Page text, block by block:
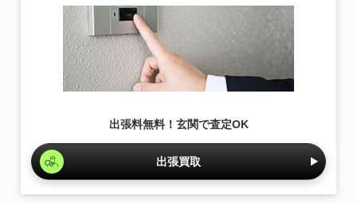
出張料無料！玄関で査定OK
出張買取